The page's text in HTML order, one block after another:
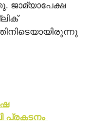
ജാമ്യാപേക്ഷ
പ്രകടനം